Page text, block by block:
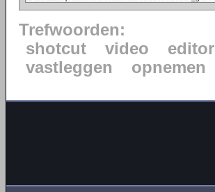
Trefwoorden:
shotcut
video editor
vastleggen
opnemen